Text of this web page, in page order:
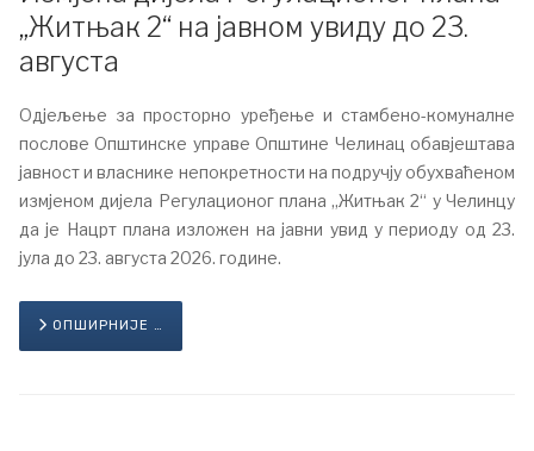
„Житњак 2“ на јавном увиду до 23.
августа
Одјељење за просторно уређење и стамбено-комуналне
послове Општинске управе Општине Челинац обавјештава
јавност и власнике непокретности на подручју обухваћеном
измјеном дијела Регулационог плана „Житњак 2“ у Челинцу
да је Нацрт плана изложен на јавни увид у периоду од 23.
јула до 23. августа 2026. године.
ОПШИРНИЈЕ …